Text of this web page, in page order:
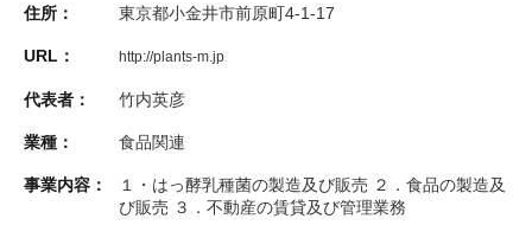
住所： 東京都小金井市前原町4-1-17
URL： http://plants-m.jp
代表者： 竹内英彦
業種： 食品関連
事業内容：
１・はっ酵乳種菌の製造及び販売 ２．食品の製造及
び販売 ３．不動産の賃貸及び管理業務